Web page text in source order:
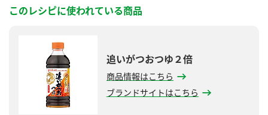
このレシピに使われている商品
追いがつおつゆ２倍
商品情報はこちら
ブランドサイトはこちら